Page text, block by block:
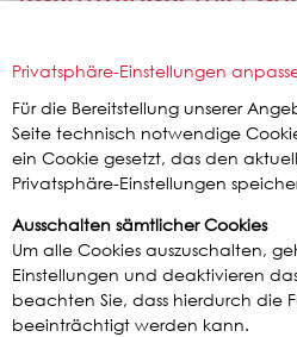
Größe: 174,00 qm
35614 Aßlar
Preis: 335.000,00 Euro
Privatsphäre-Einstellungen
Für die Bereitstellung unserer
Seite technisch notwendige
ein Cookie gesetzt, das den
Privatsphäre-Einstellungen
Ausschalten sämtlicher Cookies
Um alle Cookies auszuschalten,
Einstellungen und deaktivieren
beachten Sie, dass hierdurch die
beeinträchtigt werden kann.